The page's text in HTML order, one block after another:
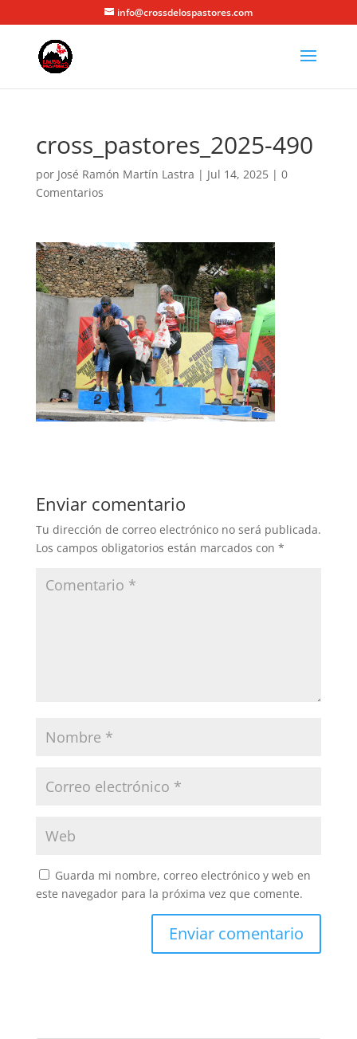
info@crossdelospastores.com
cross_pastores_2025-490
por José Ramón Martín Lastra | Jul 14, 2025| 0
Comentarios
Enviar comentario
Tu dirección de correo electrónico no será publicada.
Los campos obligatorios están marcados con *
Guarda mi nombre, correo electrónico y web en
este navegador para la próxima vez que comente.